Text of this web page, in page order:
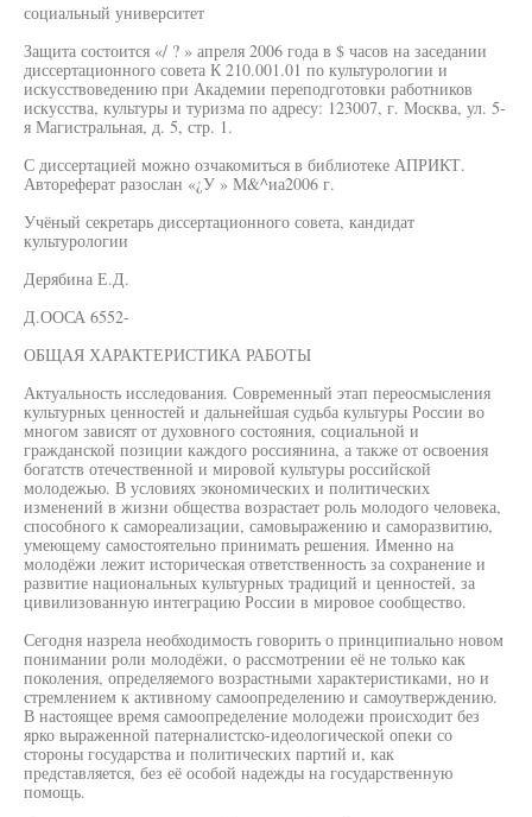
социальный университет
Защита состоится «/ ? » апреля 2006 года в $ часов на заседании
диссертационного совета К 210.001.01 по культурологии и
искусствоведению при Академии переподготовки работников
искусства, культуры и туризма по адресу: 123007, г. Москва, ул. 5-
я Магистральная, д. 5, стр. 1.
С диссертацией можно озчакомиться в библиотеке АПРИКТ.
Автореферат разослан «¿У » М&^иа2006 г.
Учёный секретарь диссертационного совета, кандидат
культурологии
Дерябина Е.Д.
Д.ООСА 6552-
ОБЩАЯ ХАРАКТЕРИСТИКА РАБОТЫ
Актуальность исследования. Современный этап переосмысления
культурных ценностей и дальнейшая судьба культуры России во
многом зависят от духовного состояния, социальной и
гражданской позиции каждого россиянина, а также от освоения
богатств отечественной и мировой культуры российской
молодежью. В условиях экономических и политических
изменений в жизни общества возрастает роль молодого человека,
способного к самореализации, самовыражению и саморазвитию,
умеющему самостоятельно принимать решения. Именно на
молодёжи лежит историческая ответственность за сохранение и
развитие национальных культурных традиций и ценностей, за
цивилизованную интеграцию России в мировое сообщество.
Сегодня назрела необходимость говорить о принципиально новом
понимании роли молодёжи, о рассмотрении её не только как
поколения, определяемого возрастными характеристиками, но и
стремлением к активному самоопределению и самоутверждению.
В настоящее время самоопределение молодежи происходит без
ярко выраженной патерналистско-идеологической опеки со
стороны государства и политических партий и, как
представляется, без её особой надежды на государственную
помощь.